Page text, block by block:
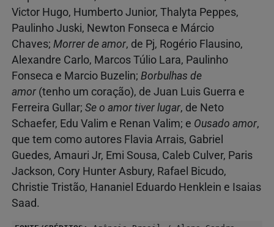
Victor Hugo, Humberto Junior, Thalyta Peppes,
Paulinho Juski, Newton Fonseca e Márcio
Chaves; Morrer de amor, de Pj, Rogério Flausino,
Alexandre Carlo, Marcos Túlio Lara, Paulinho
Fonseca e Marcio Buzelin; Borbulhas de
amor (tenho um coração), de Juan Luis Guerra e
Ferreira Gullar; Se o amor tiver lugar, de Neto
Schaefer, Edu Valim e Renan Valim; e Ousado amor,
que tem como autores Flavia Arrais, Gabriel
Guedes, Amauri Jr, Emi Sousa, Caleb Culver, Paris
Jackson, Cory Hunter Asbury, Rafael Bicudo,
Christie Tristão, Hananiel Eduardo Henklein e Isaias
Saad.